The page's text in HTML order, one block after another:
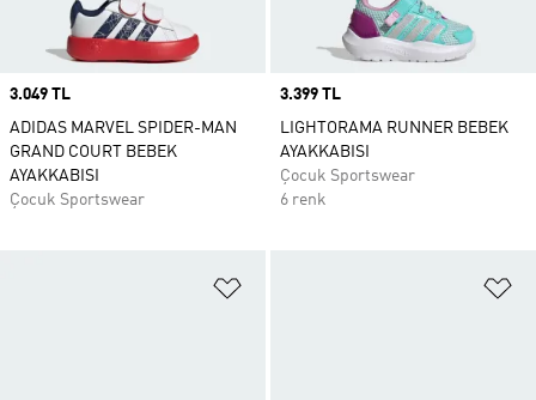
Price
3.049 TL
ADIDAS MARVEL SPIDER-MAN
GRAND COURT BEBEK
AYAKKABISI
Çocuk Sportswear
Price
3.399 TL
LIGHTORAMA RUNNER BEBEK
AYAKKABISI
Çocuk Sportswear
6 renk